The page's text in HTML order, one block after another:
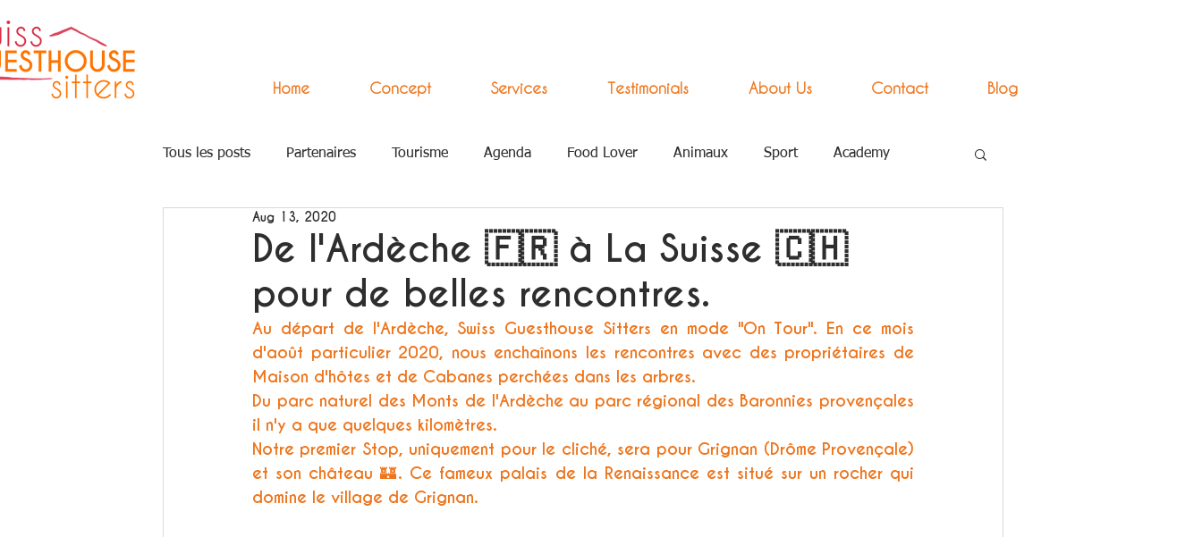
Home Concept Services Testimonials About Us Contact Blog
Tous les posts Partenaires Tourisme Agenda Food Lover Animaux Sport Academy
Arts Accompagnement Numérique
De l'Ardèche 🇫🇷 à La Suisse 🇨🇭
pour de belles rencontres.
Aug 13, 2020
Au départ de l'Ardèche, Swiss Guesthouse Sitters en mode "On Tour". En ce mois
d'août particulier 2020, nous enchaînons les rencontres avec des propriétaires de
Maison d'hôtes et de Cabanes perchées dans les arbres.
Du parc naturel des Monts de l'Ardèche au parc régional des Baronnies provençales
il n'y a que quelques kilomètres.
Notre premier Stop, uniquement pour le cliché, sera pour Grignan (Drôme Provençale)
et son château 🏰. Ce fameux palais de la Renaissance est situé sur un rocher qui
domine le village de Grignan.